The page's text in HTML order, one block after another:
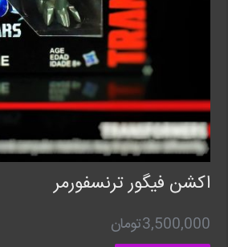
اکشن فیگور ترنسفورمر
3,500,000تومان